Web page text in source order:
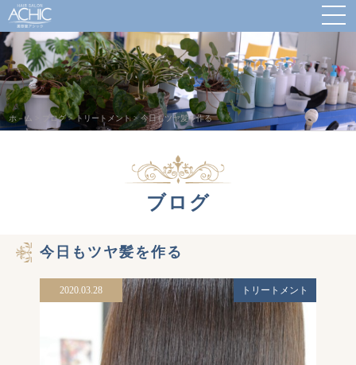
ホ－ム ブログ>トリートメント>今日もツヤ髪を作る
ブログ
今日もツヤ髪を作る
2020.03.28 トリートメント